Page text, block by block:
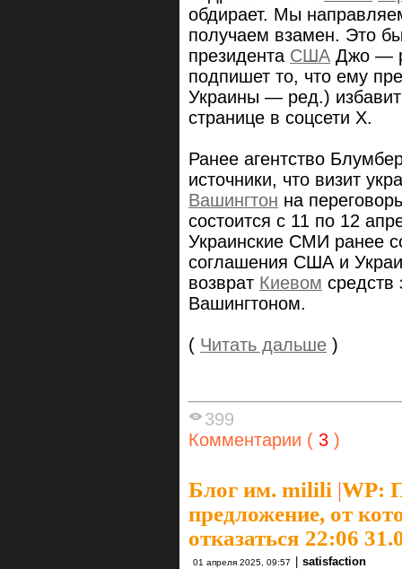
обдирает. Мы
получаем взамен. Это
президента США Джо —
подпишет то, что ему
Украины — ред.)
странице в соцсети X.
Ранее агентство
источники, что визит
Вашингтон на
состоится с 11 по 12
Украинские СМИ ранее
соглашения США и
возврат Киевом
Вашингтоном.
( Читать дальше )
399
Комментарии ( 3 )
Блог им. milili |WP:
предложение, от
отказаться 22:06
01 апреля 2025, 09:57 satisfaction